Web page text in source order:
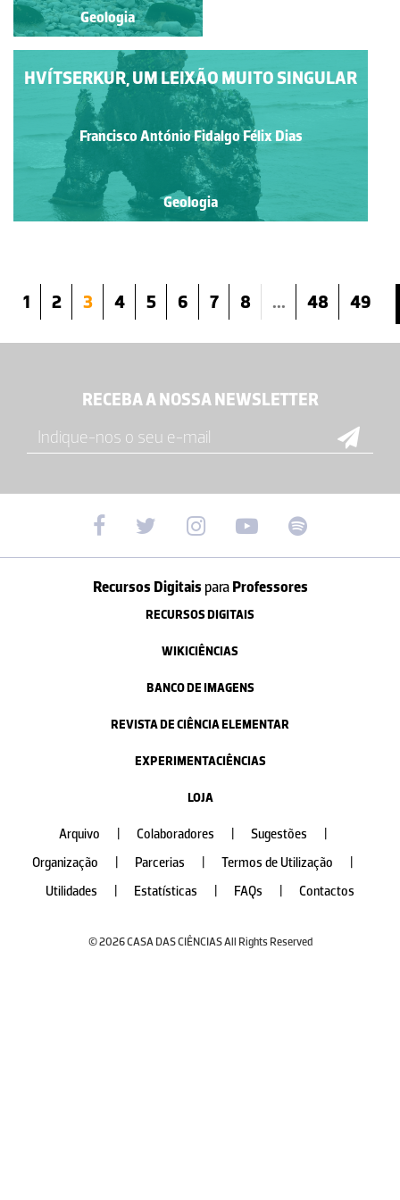
Geologia
Geologia
HVÍTSERKUR, UM LEIXÃO MUITO SINGULAR
Francisco António Fidalgo Félix Dias
Geologia
1 2 3 4 5 6 7 8 ... 48 49
RECEBA A NOSSA NEWSLETTER
Recursos Digitais paraProfessores
RECURSOS DIGITAIS
WIKICIÊNCIAS
BANCO DE IMAGENS
REVISTA DE CIÊNCIA ELEMENTAR
EXPERIMENTACIÊNCIAS
LOJA
Arquivo Colaboradores Sugestões
Organização
Parcerias Termos de Utilização
Utilidades
Estatísticas FAQs Contactos
© 2026 CASA DAS CIÊNCIAS All Rights Reserved